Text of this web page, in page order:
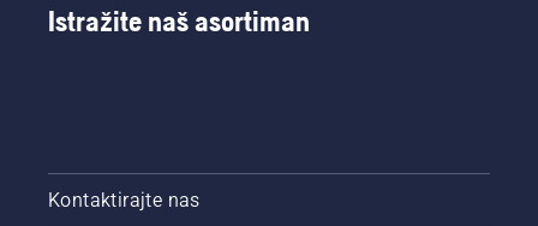
naoštravanju
i
Istražite naš asortiman
Kontaktirajte nas